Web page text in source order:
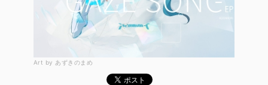
Art by あずきのまめ